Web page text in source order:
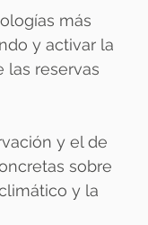
más
y activar la
las reservas
y el de
sobre
y la